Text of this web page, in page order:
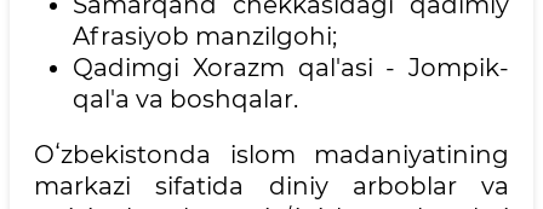
Afrasiyob manzilgohi;
Qadimgi Xorazm qal'asi - Jompik-
qal'a va boshqalar.
Oʻzbekistonda islom madaniyatining
markazi sifatida diniy arboblar va